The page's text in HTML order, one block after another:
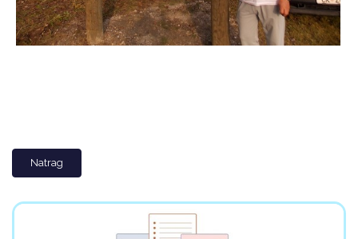
Natrag